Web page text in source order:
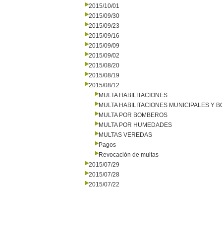
2015/10/01
2015/09/30
2015/09/23
2015/09/16
2015/09/09
2015/09/02
2015/08/20
2015/08/19
2015/08/12
MULTA HABILITACIONES
MULTA HABILITACIONES MUNICIPALES Y
MULTA POR BOMBEROS
MULTA POR HUMEDADES
MULTAS VEREDAS
Pagos
Revocación de multas
2015/07/29
2015/07/28
2015/07/22